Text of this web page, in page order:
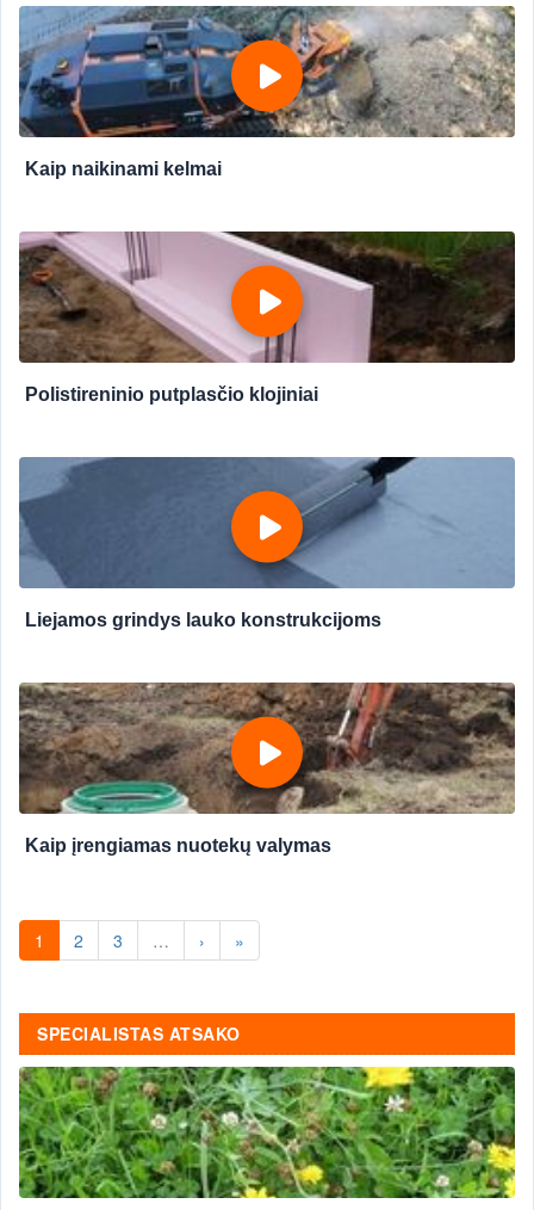
Kaip naikinami kelmai
Polistireninio putplasčio klojiniai
Liejamos grindys lauko konstrukcijoms
Kaip įrengiamas nuotekų valymas
1 2 3 … › »
SPECIALISTAS ATSAKO